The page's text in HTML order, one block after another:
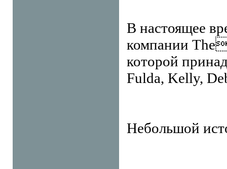
В настоящее
компании
которой
Fulda, Kelly,
Небольшой